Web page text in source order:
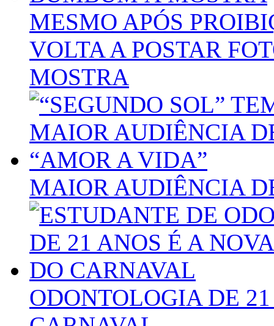
MESMO APÓS
VOLTA A POSTAR
MOSTRA
MAIOR AUDIÊNCIA
ODONTOLOGIA DE